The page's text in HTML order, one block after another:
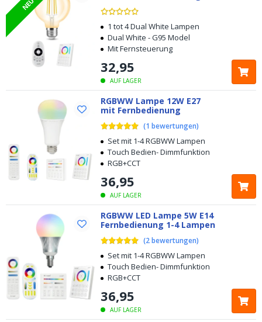
NEU
AUF LAGER
32,95
1 tot 4 Dual White Lampen
Dual White - G95 Model
Mit Fernsteuerung
RGBWW Lampe 12W E27
mit Fernbedienung
(1 bewertungen)
AUF LAGER
36,95
Set mit 1-4 RGBWW Lampen
Touch Bedien- Dimmfunktion
RGB+CCT
RGBWW LED Lampe 5W E14
Fernbedienung 1-4 Lampen
(2bewertungen)
AUF LAGER
36,95
Set mit 1-4 RGBWW Lampen
Touch Bedien- Dimmfunktion
RGB+CCT